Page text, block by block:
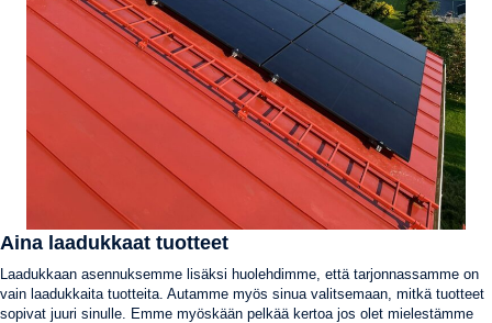
Aina laadukkaat tuotteet
Laadukkaan asennuksemme lisäksi huolehdimme, että tarjonnassamme on
vain laadukkaita tuotteita. Autamme myös sinua valitsemaan, mitkä tuotteet
sopivat juuri sinulle. Emme myöskään pelkää kertoa jos olet mielestämme